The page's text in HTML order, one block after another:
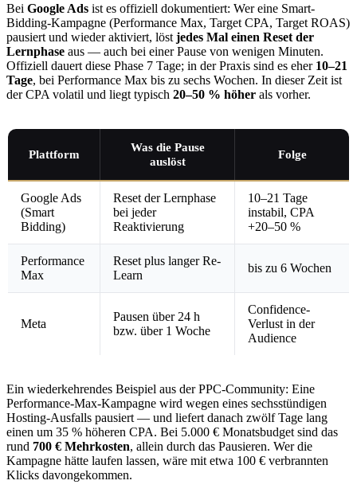
Bei Google Ads ist es offiziell dokumentiert: Wer eine Smart-
Bidding-Kampagne (Performance Max, Target CPA, Target ROAS)
pausiert und wieder aktiviert, löst jedes Mal einen Reset der
Lernphase aus — auch bei einer Pause von wenigen Minuten.
Offiziell dauert diese Phase 7 Tage; in der Praxis sind es eher 10–21
Tage, bei Performance Max bis zu sechs Wochen. In dieser Zeit ist
der CPA volatil und liegt typisch 20–50 % höher als vorher.
Plattform
Was die Pause
auslöst
Folge
Google Ads
(Smart
Bidding)
Reset der Lernphase
bei jeder
Reaktivierung
10–21 Tage
instabil, CPA
+20–50 %
Performance
Max
Reset plus langer Re-
Learn
bis zu 6 Wochen
Meta
Pausen über 24 h
bzw. über 1 Woche
Confidence-
Verlust in der
Audience
Ein wiederkehrendes Beispiel aus der PPC-Community: Eine
Performance-Max-Kampagne wird wegen eines sechsstündigen
Hosting-Ausfalls pausiert — und liefert danach zwölf Tage lang
einen um 35 % höheren CPA. Bei 5.000 € Monatsbudget sind das
rund 700 € Mehrkosten, allein durch das Pausieren. Wer die
Kampagne hätte laufen lassen, wäre mit etwa 100 € verbrannten
Klicks davongekommen.